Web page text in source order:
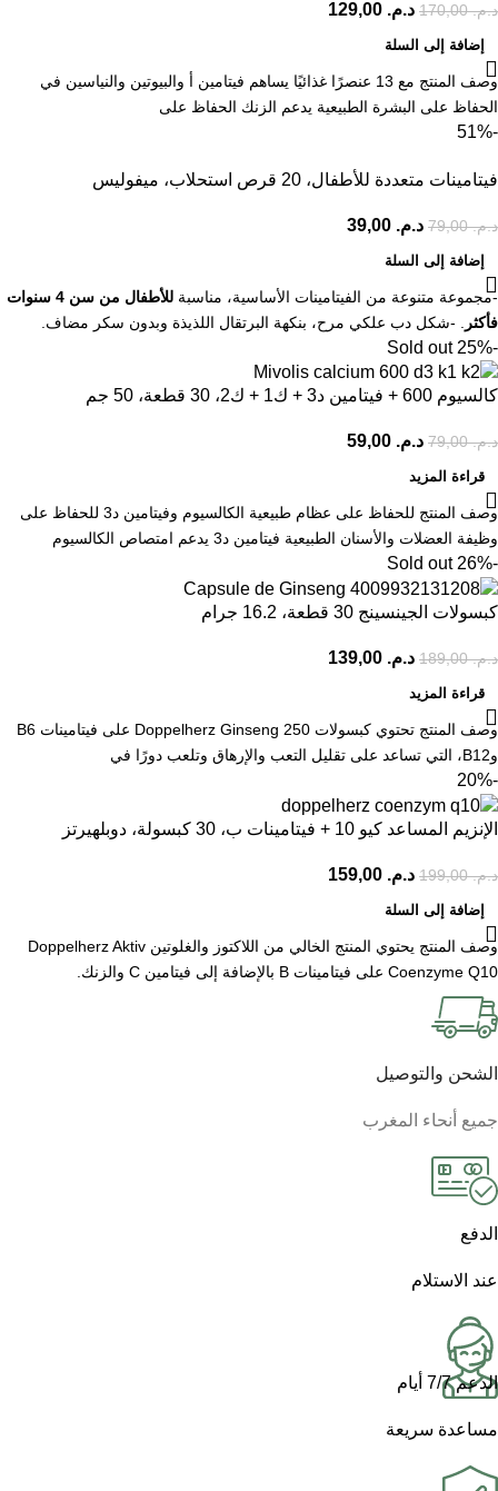
د.م.170,00 د.م.
إضافة إلى السلة
وصف المنتج مع 13 عنصرًا غذائيًا يساهم فيتامين أ والبيوتين والنياسين في
الحفاظ على البشرة الطبيعية يدعم الزنك الحفاظ على
-51%
فيتامينات متعددة للأطفال، 20 قرص استحلاب، ميفوليس
د.م.79,00 د.م.
إضافة إلى السلة
-مجموعة متنوعة من الفيتامينات الأساسية، مناسبة
للأطفال من سن 4 سنوات
فأكثر
. -شكل دب علكي مرح، بنكهة البرتقال اللذيذة وبدون سكر مضاف.
-25%
Sold out
كالسيوم 600 + فيتامين د3 + ك1 + ك2، 30 قطعة، 50 جم
د.م.79,00 د.م.
قراءة المزيد
وصف المنتج للحفاظ على عظام طبيعية الكالسيوم وفيتامين د3 للحفاظ على
وظيفة العضلات والأسنان الطبيعية فيتامين د3 يدعم امتصاص الكالسيوم
-26%
Sold out
كبسولات الجينسينج 30 قطعة، 16.2 جرام
د.م.189,00 د.م.
قراءة المزيد
وصف المنتج تحتوي كبسولات Doppelherz Ginseng 250 على فيتامينات B6
وB12، التي تساعد على تقليل التعب والإرهاق وتلعب دورًا في
-20%
الإنزيم المساعد كيو 10 + فيتامينات ب، 30 كبسولة، دوبلهيرتز
د.م.199,00 د.م.
إضافة إلى السلة
وصف المنتج يحتوي المنتج الخالي من اللاكتوز والغلوتين Doppelherz Aktiv
Coenzyme Q10 على فيتامينات B بالإضافة إلى فيتامين C والزنك.
الشحن والتوصيل
جميع أنحاء المغرب
الدفع
عند الاستلام
الدعم 7/7 أيام
مساعدة سريعة